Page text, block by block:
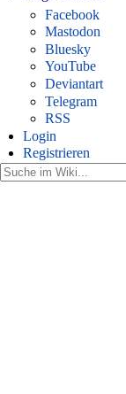
Facebook
Mastodon
Bluesky
YouTube
Deviantart
Telegram
RSS
Login
Registrieren